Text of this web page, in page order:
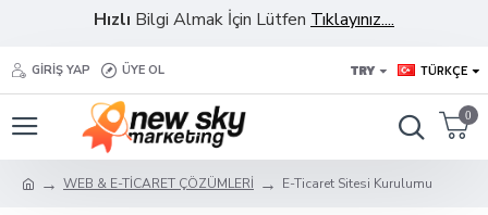
Hızlı Bilgi Almak İçin Lütfen Tıklayınız....
GIRIŞ YAP ÜYE OL TRY TÜRKÇE
0
WEB & E-TİCARET ÇÖZÜMLERİ E-Ticaret Sitesi Kurulumu